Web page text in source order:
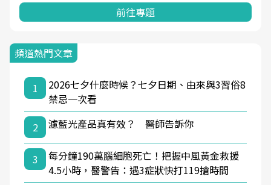
前往專題
頻道熱門文章
1
2026七夕什麼時候？七夕日期、由來與3習俗8
禁忌一次看
2
濾藍光產品真有效？ 醫師告訴你
3
每分鐘190萬腦細胞死亡！把握中風黃金救援
4.5小時，醫警告：遇3症狀快打119搶時間